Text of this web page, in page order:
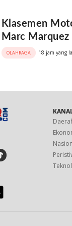
Klasemen
Marc
OLAHRAGA 18 jam yang